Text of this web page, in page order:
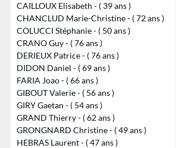
CAILLOUX Elisabeth - ( 39 ans )
CHANCLUD Marie-Christine - ( 72 ans )
COLUCCI Stéphanie - ( 50 ans )
CRANO Guy - ( 76 ans )
DERIEUX Patrice - ( 76 ans )
DIDON Daniel - ( 69 ans )
FARIA Joao - ( 66 ans )
GIBOUT Valerie - ( 56 ans )
GIRY Gaetan - ( 54 ans )
GRAND Thierry - ( 62 ans )
GRONGNARD Christine - ( 49 ans )
HEBRAS Laurent - ( 47 ans )